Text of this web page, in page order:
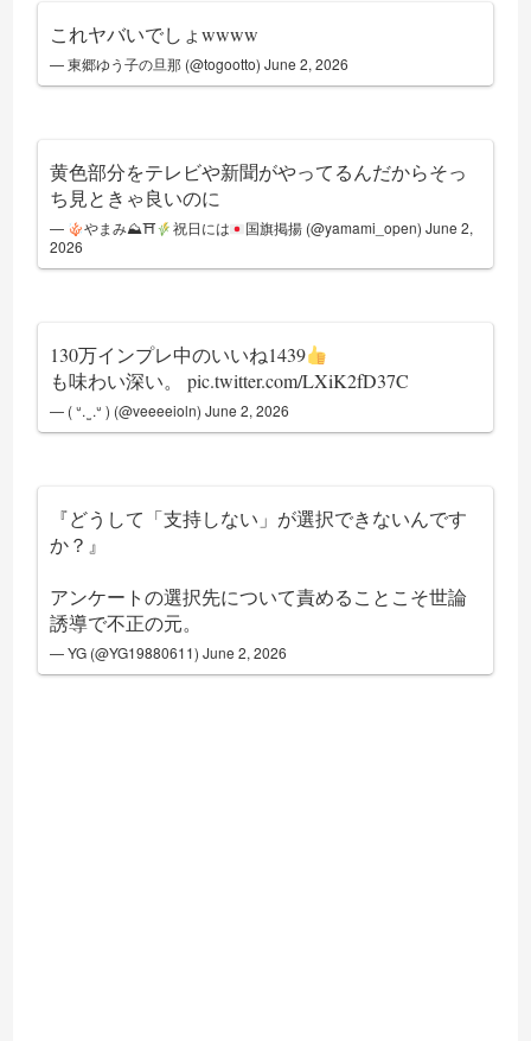
これヤバいでしょwwww
— 東郷ゆう子の旦那 (@togootto)June 2, 2026
黄色部分をテレビや新聞がやってるんだからそっ
ち見ときゃ良いのに
— やまみ⛰⛩ 祝日には 国旗掲揚 (@yamami_open)June 2,
2026
130万インプレ中のいいね1439
も味わい深い。pic.twitter.com/LXiK2fD37C
— ( ᐡ. ̫ .ᐡ ) (@veeeeioln)June 2, 2026
『どうして「支持しない」が選択できないんです
か？』
アンケートの選択先について責めることこそ世論
誘導で不正の元。
— YG (@YG19880611)June 2, 2026